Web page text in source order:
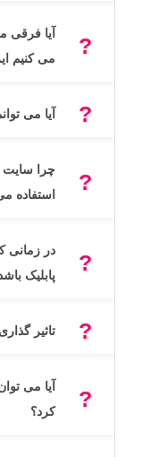
آیا فرقی
می کنیم
آیا می
چرا سایت
استفاده
در زمانی
پابلیک
تاثیر
آیا می
کرد؟